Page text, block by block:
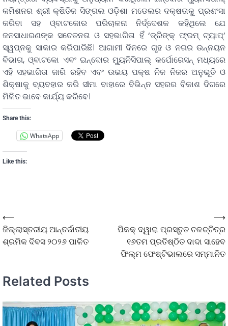
କମିଶନର ଶ୍ରୀ କ୍ଷିତିଜ ସିଙ୍ଗଲ ଓଡ଼ିଶା ମଡେଲର ଦକ୍ଷତାକୁ ପ୍ରଶଂସା
କରିବା ସହ ଓ୍ବାଟକୋର ପରିଚାଳନା ନିର୍ଦ୍ଦେଶକ କହିଥିଲେ ଯେ
ଜନସାଧାରଣଙ୍କ ସଚେତନତା ଓ ସହଭାଗିତା ହିଁ ‘ଡ୍ରିଙ୍କ୍ ଫ୍ରମ୍ ଟ୍ୟାପ୍’
ସ୍ୱପ୍ନକୁ ସାକାର କରିପାରିଛି। ଆଗାମୀ ଦିନରେ ଗୃହ ଓ ନଗର ଉନ୍ନୟନ
ବିଭାଗ, ଓ୍ବାଟକୋ ଏବଂ ଇନ୍ଦୋର ମ୍ୟୁନିସିପାଲ୍ କର୍ପୋରେସନ୍ ମଧ୍ୟରେ
ଏହି ସହଭାଗିତା ଜାରି ରହିବ ଏବଂ ଉଭୟ ପକ୍ଷ ନିଜ ନିଜର ଅନୁଭୂତି ଓ
ଶିକ୍ଷାକୁ ବ୍ୟବହାର କରି ସୀମା ବାହାରେ ବିଭିନ୍ନ ସହରର ବିକାଶ ଦିଗରେ
ମିଳିତ ଭାବେ କାର୍ଯ୍ୟ କରିବେ।
Share this:
WhatsApp
Like this:
⟵
ଜିଲ୍ଲାସ୍ତରୀୟ ଆନ୍ତର୍ଜାତୀୟ
ଶ୍ରମିକ ଦିବସ ୨୦୨୬ ପାଳିତ
ପିକକ୍ ଦ୍ୱାରା ପ୍ରସ୍ତୁତ ଚଳଚ୍ଚିତ୍ର
୧୬ତମ ପ୍ରତିଷ୍ଠିତ ଦାଦା ସାହେବ
ଫିଲ୍ମ ଫେଷ୍ଟିଭାଲରେ ସମ୍ମାନିତ
⟶
Related Posts